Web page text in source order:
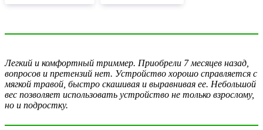
Легкий и комфортный триммер. Приобрели 7 месяцев назад,
вопросов и претензий нет. Устройство хорошо справляется с
мягкой травой, быстро скашивая и выравнивая ее. Небольшой
вес позволяет использовать устройство не только взрослому,
но и подростку.